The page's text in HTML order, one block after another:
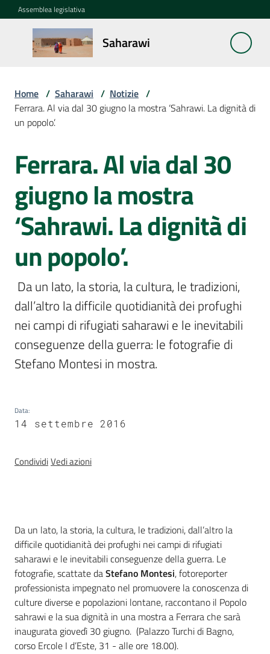
Vai al contenuto
Vai alla navigazione
Vai al footer
Assemblea legislativa
Saharawi
Saharawi
La
questione
Saharawi
Notizie
Menu selezionato
Missioni
La
dell'Emilia-
Romagna
Assemblea
legislativa
Attività
Argomenti
Per i cittadini
Home / Saharawi / Notizie /
Ferrara. Al via dal 30 giugno la mostra ‘Sahrawi. La dignità di
un popolo’.
Salta al contenuto
Ferrara. Al via dal 30
giugno la mostra
‘Sahrawi. La dignità di
un popolo’.
dall’altro la difficile quotidianità dei profughi
nei campi di rifugiati saharawi e le inevitabili
conseguenze della guerra: le fotografie di
Stefano Montesi in mostra.
Data:
14 settembre 2016
CondividiVedi azioni
Introduzione
Da un lato, la storia, la cultura, le tradizioni, dall’altro la
difficile quotidianità dei profughi nei campi di rifugiati
saharawi e le inevitabili conseguenze della guerra. Le
fotografie, scattate daStefano Montesi, fotoreporter
professionista impegnato nel promuovere la conoscenza di
culture diverse e popolazioni lontane, raccontano il Popolo
sahrawi e la sua dignità in una mostra a Ferrara che sarà
inaugurata giovedì 30 giugno. (Palazzo Turchi di Bagno,
corso Ercole I d’Este, 31 - alle ore 18.00).